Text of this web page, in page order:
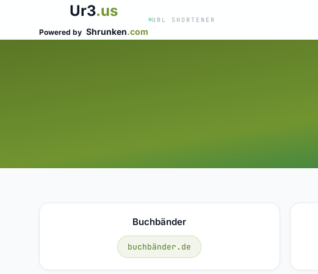
Ur3.us
Powered by Shrunken.com
URL SHORTENER
Buchbänder
buchbänder.de